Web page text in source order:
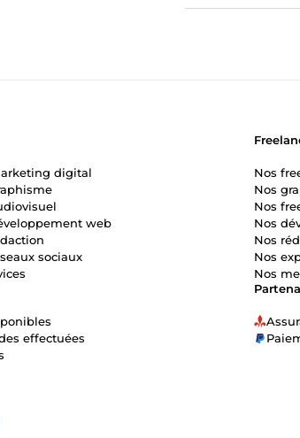
effectuées
digital
web
sociaux
Nos
Nos
Nos
Nos
Nos
Nos
Nos